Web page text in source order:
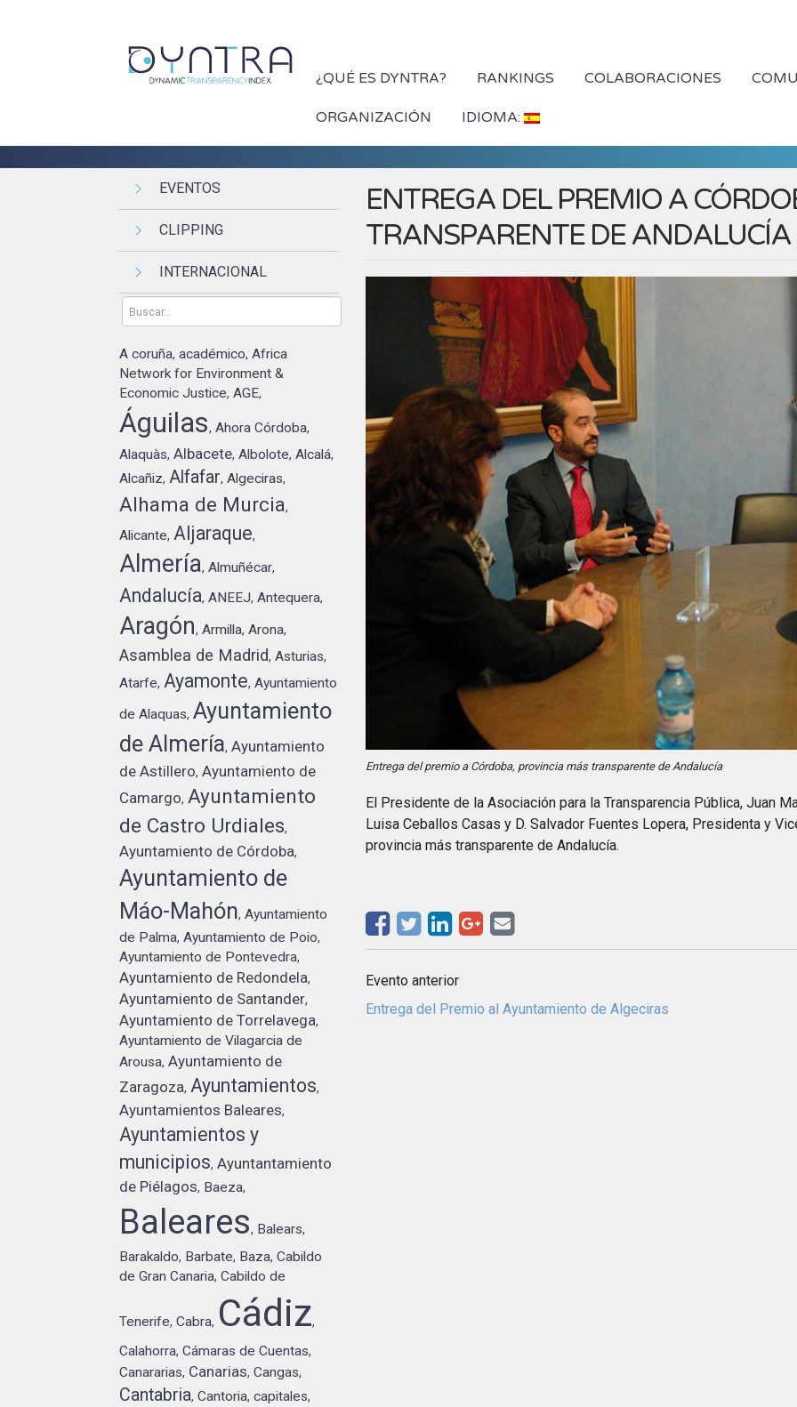
¿QUÉ ES DYNTRA? RANKINGS COLABORACIONES
ORGANIZACIÓN IDIOMA:
EVENTOS
CLIPPING
INTERNACIONAL
A coruña,académico,Africa
Network for Environment &
Economic Justice,AGE,
Águilas,Ahora Córdoba,
Alaquàs,Albacete,Albolote,Alcalá,
Alcañiz, Alfafar,Algeciras,
Alhama de Murcia,
Alicante, Aljaraque,
Almería,Almuñécar,
Andalucía,ANEEJ,Antequera,
Aragón,Armilla,Arona,
Asamblea de Madrid,Asturias,
Atarfe, Ayamonte,Ayuntamiento
de Alaquas,Ayuntamiento
de Almería,Ayuntamiento
de Astillero,Ayuntamiento de
Camargo, Ayuntamiento
de Castro Urdiales,
Ayuntamiento de Córdoba,
Ayuntamiento de
Máo-Mahón,Ayuntamiento
de Palma,Ayuntamiento de Poio,
Ayuntamiento de Pontevedra,
Ayuntamiento de Redondela,
Ayuntamiento de Santander,
Ayuntamiento de Torrelavega,
Ayuntamiento de Vilagarcia de
Arousa,Ayuntamiento de
Zaragoza, Ayuntamientos,
Ayuntamientos Baleares,
Ayuntamientos y
municipios,Ayuntantamiento
de Piélagos, Baeza,
Baleares, Balears,
Barakaldo, Barbate, Baza,Cabildo
de Gran Canaria,Cabildo de
Tenerife,Cabra, Cádiz,
Calahorra,Cámaras de Cuentas,
Canararias, Canarias,Cangas,
Cantabria,Cantoria,capitales,
ENTREGA DEL PREMIO A
TRANSPARENTE DE ANDALUCÍA
Entrega del premio a Córdoba, provincia más transparente de Andalucía
El Presidente de la Asociación para la Transparencia Pública, Juan
Luisa Ceballos Casas y D. Salvador Fuentes Lopera, Presidenta y
provincia más transparente de Andalucía.
Evento anterior
Entrega del Premio al Ayuntamiento de Algeciras